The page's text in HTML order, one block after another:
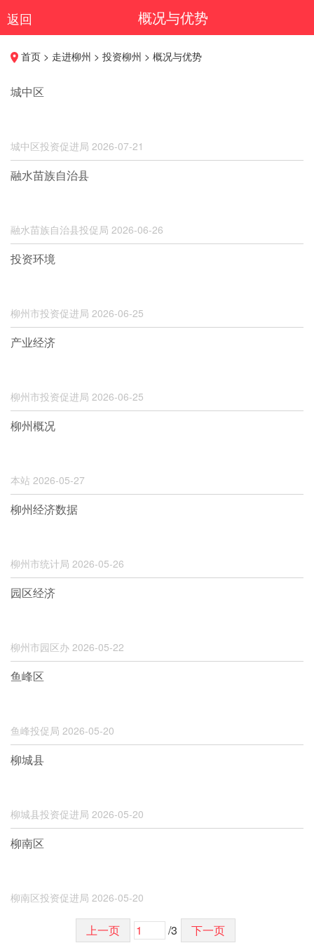
返回 概况与优势
首页 > 走进柳州 > 投资柳州 > 概况与优势
城中区
城中区投资促进局 2026-07-21
融水苗族自治县
融水苗族自治县投促局 2026-06-26
投资环境
柳州市投资促进局 2026-06-25
产业经济
柳州市投资促进局 2026-06-25
柳州概况
本站 2026-05-27
柳州经济数据
柳州市统计局 2026-05-26
园区经济
柳州市园区办 2026-05-22
鱼峰区
鱼峰投促局 2026-05-20
柳城县
柳城县投资促进局 2026-05-20
柳南区
柳南区投资促进局 2026-05-20
上一页 /3 下一页